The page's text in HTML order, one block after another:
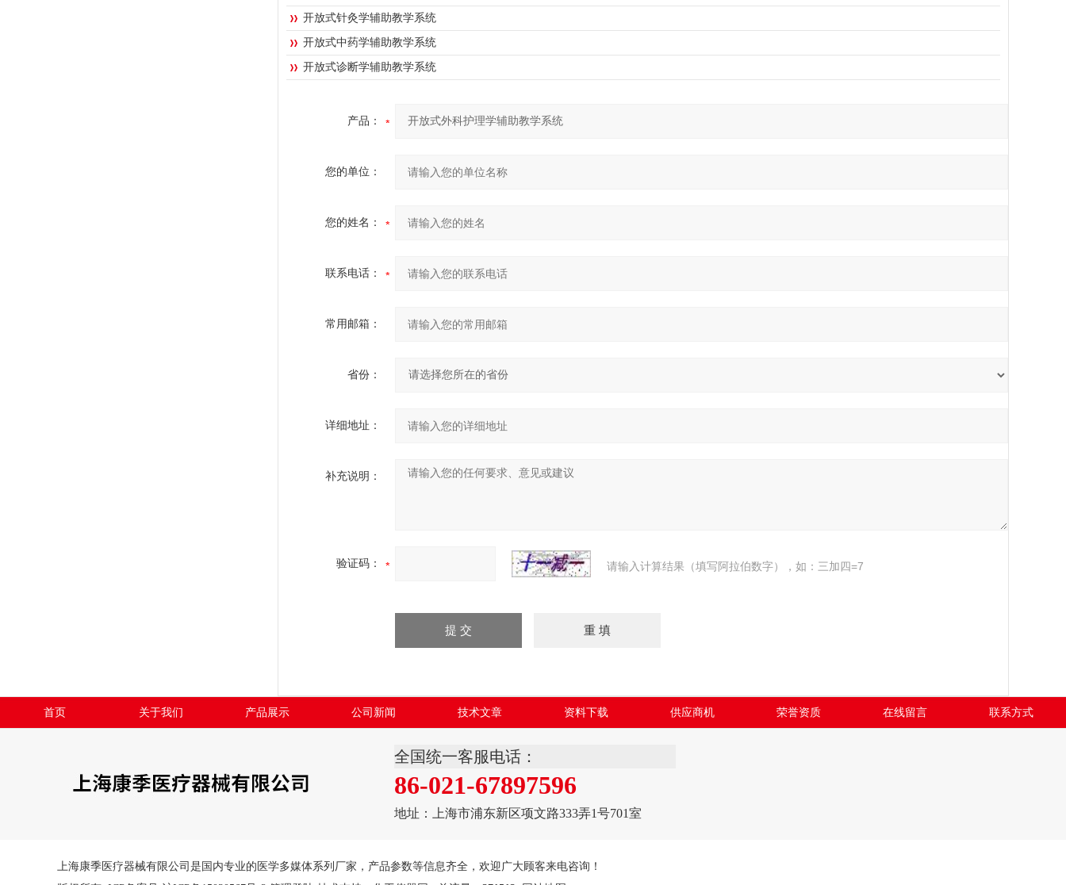
开放式针灸学辅助教学系统
开放式中药学辅助教学系统
开放式诊断学辅助教学系统
产品：
您的单位：
您的姓名：
联系电话：
常用邮箱：
省份：
详细地址：
补充说明：
验证码： 请输入计算结果（填写阿拉伯数字），如：三加四=7
首页 关于我们 产品展示 公司新闻 技术文章 资料下载 供应商机 荣誉资质 在线留言 联系方式
全国统一客服电话：
86-021-67897596
地址：上海市浦东新区项文路333弄1号701室
上海康季医疗器械有限公司是国内专业的医学多媒体系列厂家，产品参数等信息齐全，欢迎广大顾客来电咨询！